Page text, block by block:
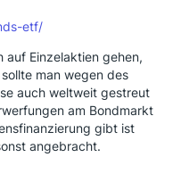
etf/
auf Einzelaktien gehen,
man wegen des
auch weltweit gestreut
am Bondmarkt
gibt ist
angebracht.